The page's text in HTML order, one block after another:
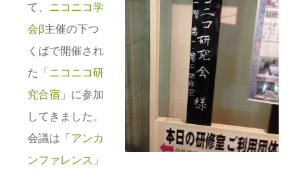
て、 ニコニコ学
会β主催の下つ
くばで開催され
た「 ニコニコ研
究合宿 」に参加
してきました。
会議は「 アンカ
ンファレンス 」